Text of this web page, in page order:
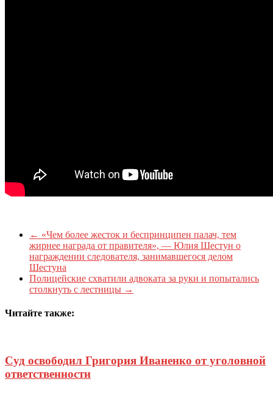
← «Чем более жесток и беспринципен палач, тем
жирнее награда от правителя», — Юлия Шестун о
награждении следователя, занимавшегося делом
Шестуна
Полицейские схватили адвоката за руки и попытались
столкнуть с лестницы →
Читайте также:
Суд освободил Григория Иваненко от уголовной
ответственности